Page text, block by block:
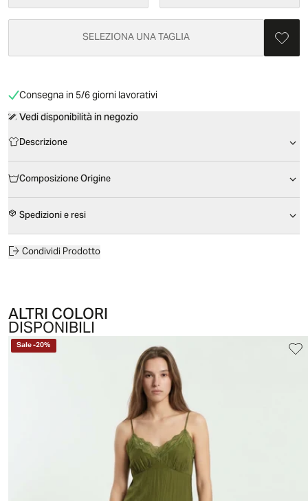
SELEZIONA UNA TAGLIA
Consegna in 5/6 giorni lavorativi
Vedi disponibilità in negozio
Descrizione
Composizione Origine
Spedizioni e resi
Condividi Prodotto
ALTRI COLORI
DISPONIBILI
Sale-20%